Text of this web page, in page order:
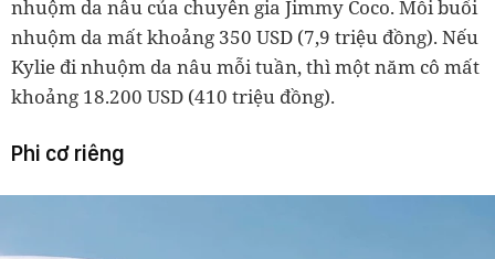
nhuộm da nâu của chuyên gia Jimmy Coco. Mỗi buổi
nhuộm da mất khoảng 350 USD (7,9 triệu đồng). Nếu
Kylie đi nhuộm da nâu mỗi tuần, thì một năm cô mất
khoảng 18.200 USD (410 triệu đồng).
Phi cơ riêng